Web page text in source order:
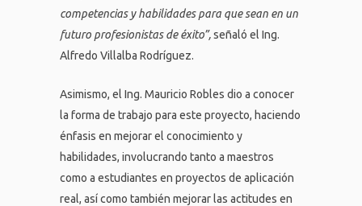
competencias y habilidades para que sean en un
futuro profesionistas de éxito”,señaló el Ing.
Alfredo Villalba Rodríguez.
Asimismo, el Ing. Mauricio Robles dio a conocer
la forma de trabajo para este proyecto, haciendo
énfasis en mejorar el conocimiento y
habilidades, involucrando tanto a maestros
como a estudiantes en proyectos de aplicación
real, así como también mejorar las actitudes en